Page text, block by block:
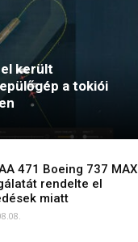
került
a tokiói
471 Boeing 737 MAX
rendelte el
miatt